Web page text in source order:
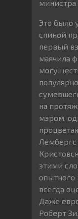
министра
Это было
спиной
первый
маячила
на
мэром,
Лембергс
этими
всегда
Даже
Роберт